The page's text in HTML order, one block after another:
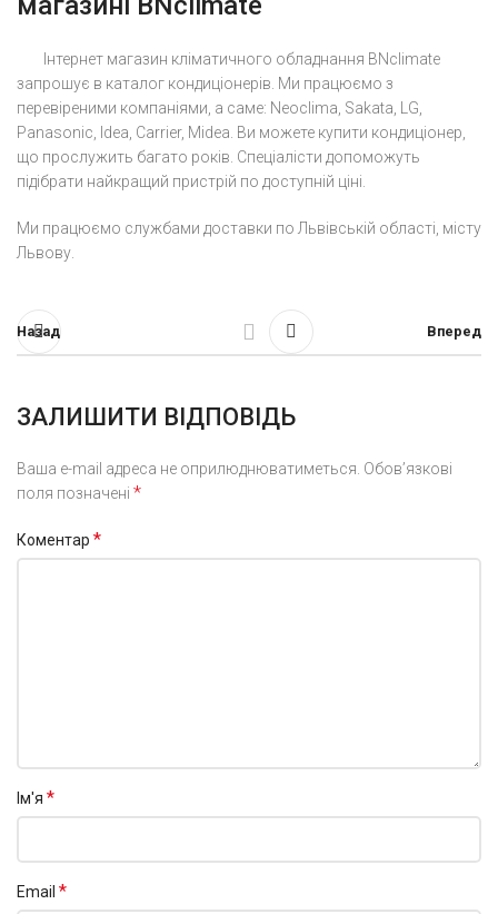
Інтернет магазин кліматичного обладнання BNclimate
запрошує в каталог кондиціонерів. Ми працюємо з
перевіреними компаніями, а саме: Neoclima, Sakata, LG,
Panasonic, Idea, Carrier, Midea. Ви можете купити кондиціонер,
що прослужить багато років. Спеціалісти допоможуть
підібрати найкращий пристрій по доступній ціні.
Ми працюємо службами доставки по Львівській області, місту
Львову.
Назад Вперед
ЗАЛИШИТИ ВІДПОВІДЬ
Ваша e-mail адреса не оприлюднюватиметься. Обов’язкові
поля позначені *
Коментар *
Ім'я *
Email *